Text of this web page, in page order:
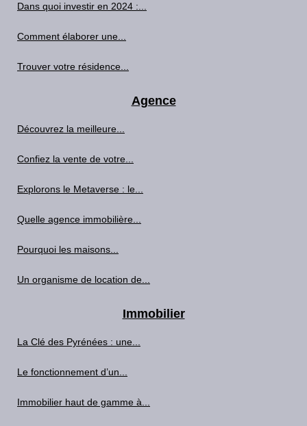
Dans quoi investir en 2024 :...
Comment élaborer une...
Trouver votre résidence...
Agence
Découvrez la meilleure...
Confiez la vente de votre...
Explorons le Metaverse : le...
Quelle agence immobilière...
Pourquoi les maisons...
Un organisme de location de...
Immobilier
La Clé des Pyrénées : une...
Le fonctionnement d’un...
Immobilier haut de gamme à...